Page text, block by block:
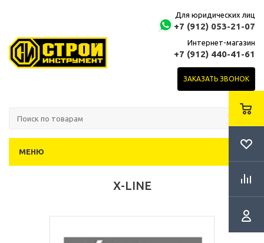
Для юридических лиц
+7 (912) 053-21-07
Интернет-магазин
+7 (912) 440-41-61
ЗАКАЗАТЬ ЗВОНОК
МЕНЮ
X-LINE